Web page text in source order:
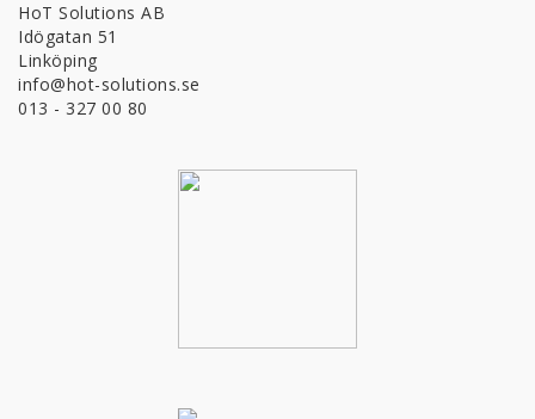
HoT Solutions AB
Idögatan 51
Linköping
info@hot-solutions.se
013 - 327 00 80